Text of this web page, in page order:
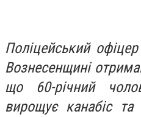
Поліцейський
Вознесенщині
що 60-річний
вирощує канабіс та